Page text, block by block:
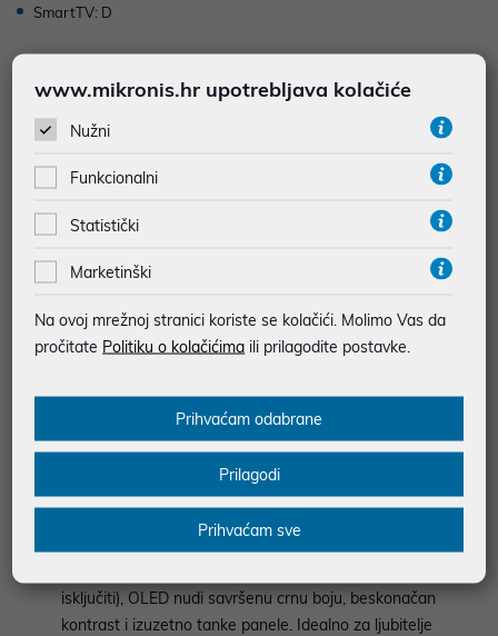
SmartTV: D
LG televizori godinama postavljaju standarde u industriji zabave,
nudeći širok spektar tehnologija prilagođenih različitim uvjetima
osvjetljenja i potrebama korisnika. Od revolucionarnih
samoodrživih piksela do napredne umjetne inteligencije u obradi
sporta i igranja videoigara.
Tehnologije panela: OLED, QNED i NanoCell
Razumijevanje razlika između LG-evih serija panela ključno je za
isključiti), OLED nudi savršenu crnu boju, beskonačan
kontrast i izuzetno tanke panele. Idealno za ljubitelje
www.mikronis.hr upotrebljava kolačiće
Nužni
Funkcionalni
Statistički
Marketinški
Na ovoj mrežnoj stranici koriste se kolačići. Molimo Vas da
pročitate Politiku o kolačićima ili prilagodite postavke.
Prihvaćam odabrane
Prilagodi
Prihvaćam sve